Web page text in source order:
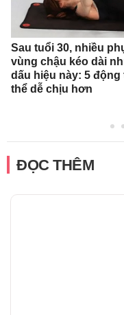
Sau tuổi 30, nhiều
vùng chậu kéo dài
dấu hiệu này: 5
thể dễ chịu hơn
ĐỌC THÊM